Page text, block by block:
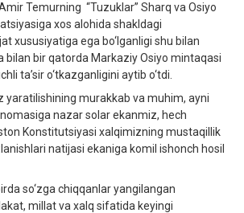
Temurning “Tuzuklar” Sharq va Osiyo
xos alohida shakldagi
xususiyatiga ega bo‘lganligi shu bilan
bilan bir qatorda Markaziy Osiyo mintaqasi
ta’sir o‘tkazganligini aytib o‘tdi.
yaratilishining murakkab va muhim, ayni
nazar solar ekanmiz, hech
Konstitutsiyasi xalqimizning mustaqillik
natijasi ekaniga komil ishonch hosil
so‘zga chiqqanlar yangilangan
millat va xalq sifatida keyingi